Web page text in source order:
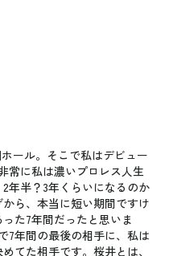
ール。そこで私はデビュー
常に私は濃いプロレス人生
年半？3年くらいになるのか
ら、本当に短い期間ですけ
た7年間だったと思いま
7年間の最後の相手に、私は
てた相手です。桜井とは、